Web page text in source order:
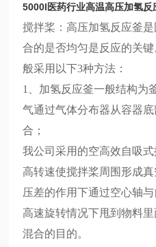
5000l医药行业高温高压加氢反
搅拌桨：高压加氢反应釜
合的是否均匀是反应的关键
般采用以下3种方法：
1、 加氢反应釜一般结构为
气通过气体分布器从容器
合；
我公司采用的空高效自吸
高转速使搅拌桨周围形成
压差的作用下通过空心轴
高速旋转情况下甩到物料里
混合的目的。